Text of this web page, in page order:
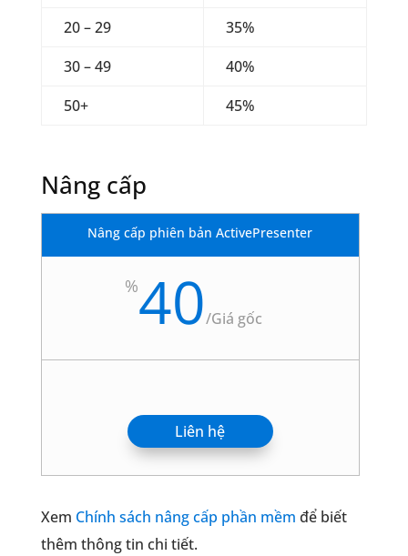
20 – 29
35%
30 – 49
40%
50+
45%
Nâng cấp
Nâng cấp phiên bản ActivePresenter
%40/Giá gốc
Liên hệ
Xem Chính sách nâng cấp phần mềm để biết
thêm thông tin chi tiết.